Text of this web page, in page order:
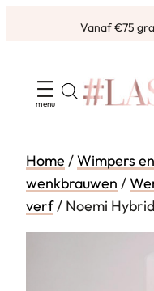
inhoud
Vanaf €75
Home /Wimpers en
wenkbrauwen /
verf/ Noemi